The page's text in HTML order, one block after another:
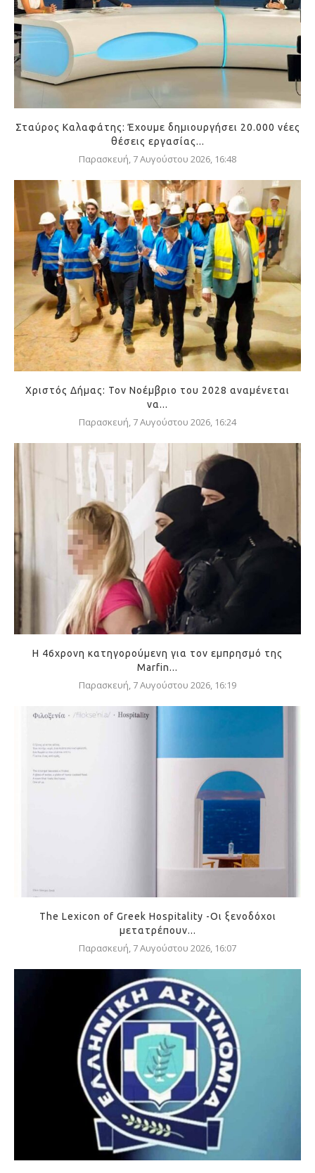
Σταύρος Καλαφάτης: Έχουμε δημιουργήσει 20.000 νέες
θέσεις εργασίας...
Παρασκευή, 7 Αυγούστου 2026, 16:48
Χριστός Δήμας: Τον Νοέμβριο του 2028 αναμένεται
να...
Παρασκευή, 7 Αυγούστου 2026, 16:24
Η 46χρονη κατηγορούμενη για τον εμπρησμό της
Marfin...
Παρασκευή, 7 Αυγούστου 2026, 16:19
The Lexicon of Greek Hospitality -Οι ξενοδόχοι
μετατρέπουν...
Παρασκευή, 7 Αυγούστου 2026, 16:07